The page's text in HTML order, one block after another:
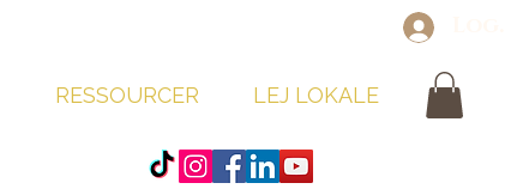
RESSOURCER LEJ LOKALE